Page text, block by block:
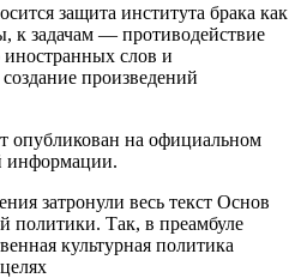
защита института брака как
задачам — противодействие
слов и
произведений
опубликован на официальном
информации.
затронули весь текст Основ
политики. Так, в преамбуле
культурная политика